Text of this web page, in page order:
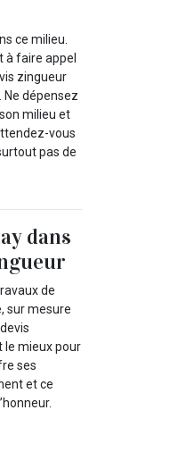
ce milieu.
à faire appel
zingueur
Ne dépensez
milieu et
vous
pas de
dans
de
sur mesure
le mieux pour
ses
et ce